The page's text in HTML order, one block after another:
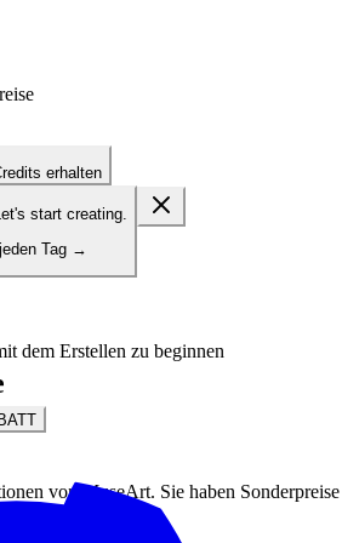
erhalten
start creating.
jeden Tag →
dem Erstellen zu beginnen
von MuseArt. Sie haben